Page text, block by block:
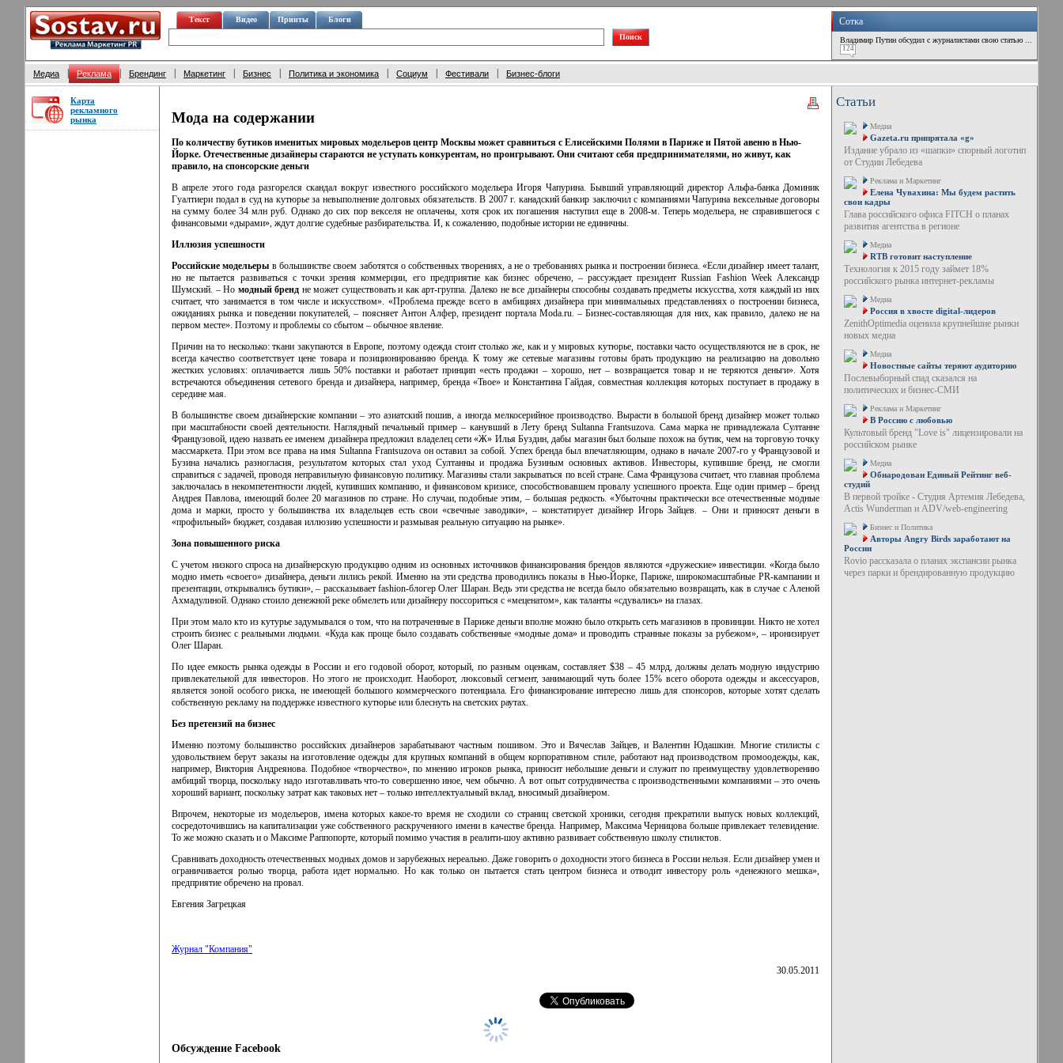
Текст Видео Принты Блоги Сотка
Владимир Путин обсудил с журналистами свою статью ...
124
Медиа Реклама Брендинг Маркетинг Бизнес Политика и экономика Социум Фестивали Бизнес-блоги
Карта
рекламного
рынка
Мода на содержании
По количеству бутиков именитых мировых модельеров центр Москвы может сравниться с Елисейскими Полями в Париже и Пятой авеню в Нью-
Йорке. Отечественные дизайнеры стараются не уступать конкурентам, но про­игрывают. Они считают себя предпринимателями, но живут, как
правило, на спонсорские деньги
В апреле этого года разгорелся скандал вокруг известного российского модельера Игоря Чапурина. Бывший управляющий директор Альфа-банка Доминик
Гуалтиери подал в суд на кутюрье за невыполнение долговых обязательств. В 2007 г. канадский банкир заключил с компаниями Чапурина вексельные договоры
на сумму более 34 млн руб. Однако до сих пор векселя не оплачены, хотя срок их погашения наступил еще в 2008-м. Теперь модельера, не справившегося с
финансовыми «дырами», ждут долгие судебные разбирательства. И, к сожалению, подобные истории не единичны.
Иллюзия успешности
Российские модельеры в большинстве своем заботятся о собственных творениях, а не о требованиях рынка и построении бизнеса. «Если дизайнер имеет талант,
но не пытается развиваться с точки зрения коммерции, его предприятие как бизнес обречено, – рассуждает президент Russian Fashion Week Александр
Шумский. – Но модный бренд не может существовать и как арт-группа. Далеко не все дизайнеры способны создавать предметы искусства, хотя каждый из них
считает, что занимается в том числе и искусством». «Проблема прежде всего в амбициях дизайнера при минимальных представлениях о построении бизнеса,
ожиданиях рынка и поведении покупателей, – поясняет Антон Алфер, президент портала Moda.ru. – Бизнес-составляющая для них, как правило, далеко не на
первом месте». Поэтому и проблемы со сбытом – обычное явление.
Причин на то несколько: ткани закупаются в Европе, поэтому одежда стоит столько же, как и у мировых кутюрье, поставки часто осуществляются не в срок, не
всегда качество соответствует цене товара и позиционированию бренда. К тому же сетевые магазины готовы брать продукцию на реализацию на довольно
жестких условиях: оплачивается лишь 50% поставки и работает принцип «есть продажи – хорошо, нет – возвращается товар и не теряются деньги». Хотя
встречаются объединения сетевого бренда и дизайнера, например, бренда «Твое» и Константина Гайдая, совместная коллекция которых поступает в продажу в
середине мая.
В большинстве своем дизайнерские компании – это азиатский пошив, а иногда мелкосерийное производство. Вырасти в большой бренд дизайнер может только
при масштабности своей деятельности. Наглядный печальный пример – канувший в Лету бренд Sultanna Frantsuzova. Сама марка не принадлежала Султанне
Французовой, идею назвать ее именем дизайнера предложил владелец сети «Ж» Илья Буздин, дабы магазин был больше похож на бутик, чем на торговую точку
массмаркета. При этом все права на имя Sultanna Frantsuzova он оставил за собой. Успех бренда был впечатляющим, однако в начале 2007-го у Французовой и
Бузина начались разногласия, результатом которых стал уход Султанны и продажа Бузиным основных активов. Инвесторы, купившие бренд, не смогли
справиться с задачей, проводя неправильную финансовую политику. Магазины стали закрываться по всей стране. Сама Французова считает, что главная проблема
заключалась в некомпетентности людей, купивших компанию, и финансовом кризисе, способствовавшем провалу успешного проекта. Еще один пример – бренд
Андрея Павлова, имеющий более 20 магазинов по стране. Но случаи, подобные этим, – большая редкость. «Убыточны практически все отечественные модные
дома и марки, просто у большинства их владельцев есть свои «свечные заводики», – констатирует дизайнер Игорь Зайцев. – Они и приносят деньги в
«профильный» бюджет, создавая иллюзию успешности и размывая реальную ситуацию на рынке».
Зона повышенного риска
С учетом низкого спроса на дизайнерскую продукцию одним из основных источников финансирования брендов являются «дружеские» инвестиции. «Когда было
модно иметь «своего» дизайнера, деньги лились рекой. Именно на эти средства проводились показы в Нью-Йорке, Париже, широкомасштабные PR-кампании и
презентации, открывались бутики», – рассказывает fashion-блогер Олег Шаран. Ведь эти средства не всегда было обязательно возвращать, как в случае с Аленой
Ахмадулиной. Однако стоило денежной реке обмелеть или дизайнеру поссориться с «меценатом», как таланты «сдувались» на глазах.
При этом мало кто из кутурье задумывался о том, что на потраченные в Париже деньги вполне можно было открыть сеть магазинов в провинции. Никто не хотел
строить бизнес с реальными людьми. «Куда как проще было создавать собственные «модные дома» и проводить странные показы за рубежом», – иронизирует
Олег Шаран.
По идее емкость рынка одежды в России и его годовой оборот, который, по разным оценкам, составляет $38 – 45 млрд, должны делать модную индустрию
привлекательной для инвесторов. Но этого не происходит. Наоборот, люксовый сегмент, занимающий чуть более 15% всего оборота одежды и аксессуаров,
является зоной особого риска, не имеющей большого коммерческого потенциала. Его финансирование интересно лишь для спонсоров, которые хотят сделать
собственную рекламу на поддержке известного кутюрье или блеснуть на светских раутах.
Без претензий на бизнес
Именно поэтому большинство российских дизайнеров зарабатывают частным пошивом. Это и Вячеслав Зайцев, и Валентин Юдашкин. Многие стилисты с
удовольствием берут заказы на изготовление одежды для крупных компаний в общем корпоративном стиле, работают над производством промоодежды, как,
например, Виктория Андреянова. Подобное «творчество», по мнению игроков рынка, приносит небольшие деньги и служит по преимуществу удовлетворению
амбиций творца, поскольку надо изготавливать что-то совершенно иное, чем обычно. А вот опыт сотрудничества с производственными компаниями – это очень
хороший вариант, поскольку затрат как таковых нет – только интеллектуальный вклад, вносимый дизайнером.
Впрочем, некоторые из модельеров, имена которых какое-то время не сходили со страниц светской хроники, сегодня прекратили выпуск новых коллекций,
сосредоточившись на капитализации уже собственного раскрученного имени в качестве бренда. Например, Максима Черницова больше привлекает телевидение.
То же можно сказать и о Максиме Раппопорте, который помимо участия в реалити-шоу активно развивает собственную школу стилистов.
Сравнивать доходность отечественных модных домов и зарубежных нереально. Даже говорить о доходности этого бизнеса в России нельзя. Если дизайнер умен и
ограничивается ролью творца, работа идет нормально. Но как только он пытается стать центром бизнеса и отводит инвестору роль «денежного мешка»,
предприятие обречено на провал.
Евгения Загрецкая
Журнал "Компания"
30.05.2011
Обсуждение Facebook
Статьи
Медиа
Gazeta.ru припрятала «g»
Издание убрало из «шапки» спорный логотип
от Студии Лебедева
Реклама и Маркетинг
Елена Чувахина: Мы будем растить
свои кадры
Глава российского офиса FITCH о планах
развития агентства в регионе
Медиа
RTB готовит наступление
Технология к 2015 году займет 18%
российского рынка интернет-рекламы
Медиа
Россия в хвосте digital-лидеров
ZenithOptimedia оценила крупнейшие рынки
новых медиа
Медиа
Новостные сайты теряют аудиторию
Послевыборный спад сказался на
политических и бизнес-СМИ
Реклама и Маркетинг
В Россию с любовью
Культовый бренд "Love is" лицензировали на
российском рынке
Медиа
Обнародован Единый Рейтинг веб-
студий
В первой тройке - Студия Артемия Лебедева,
Actis Wunderman и ADV/web-engineering
Бизнес и Политика
Авторы Angry Birds заработают на
России
Rovio рассказала о планах экспансии рынка
через парки и брендированную продукцию